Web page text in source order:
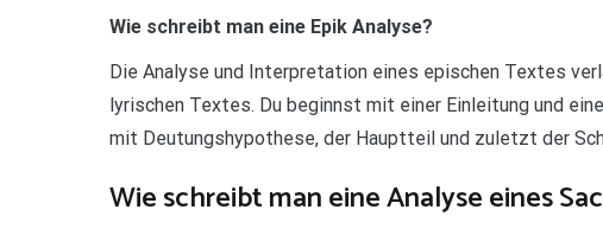
Wie schreibt man eine Epik Analyse?
Die Analyse und Interpretation eines epischen Textes
lyrischen Textes. Du beginnst mit einer Einleitung und
mit Deutungshypothese, der Hauptteil und zuletzt der
Wie schreibt man eine Analyse eines